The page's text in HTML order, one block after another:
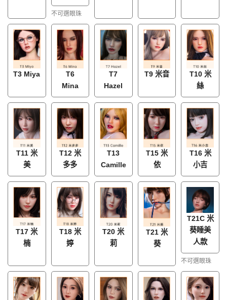
不可選眼珠
T3 Miya
T6
Mina
T7
Hazel
T9 米音
T10 米
絲
T11 米
美
T12 米
多多
T13
Camille
T15 米
依
T16 米
小吉
T17 米
楠
T18 米
婷
T20 米
莉
T21 米
葵
T21C 米
葵睡美
人款
不可選眼珠